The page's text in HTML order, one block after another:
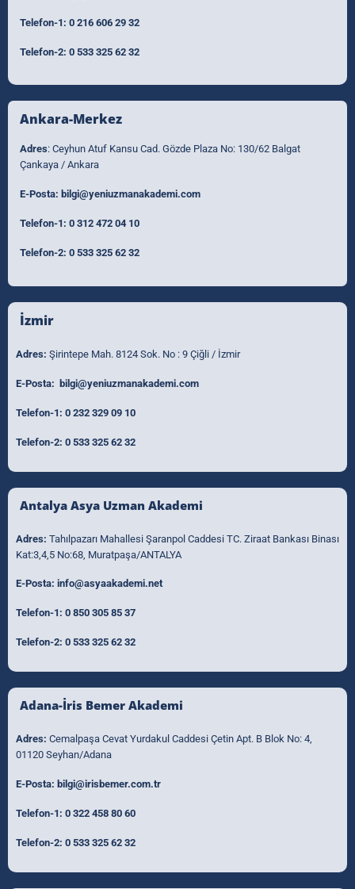
Telefon-1: 0 216 606 29 32
Telefon-2: 0 533 325 62 32
Ankara-Merkez
Adres: Ceyhun Atuf Kansu Cad. Gözde Plaza No: 130/62 Balgat
Çankaya / Ankara
E-Posta: bilgi@yeniuzmanakademi.com
Telefon-1: 0 312 472 04 10
Telefon-2: 0 533 325 62 32
İzmir
Adres: Şirintepe Mah. 8124 Sok. No : 9 Çiğli / İzmir
E-Posta: bilgi@yeniuzmanakademi.com
Telefon-1: 0 232 329 09 10
Telefon-2: 0 533 325 62 32
Antalya Asya Uzman Akademi
Adres: Tahılpazarı Mahallesi Şaranpol Caddesi TC. Ziraat Bankası Binası
Kat:3,4,5 No:68, Muratpaşa/ANTALYA
E-Posta: info@asyaakademi.net
Telefon-1: 0 850 305 85 37
Telefon-2: 0 533 325 62 32
Adana-İris Bemer Akademi
Adres: Cemalpaşa Cevat Yurdakul Caddesi Çetin Apt. B Blok No: 4,
01120 Seyhan/Adana
E-Posta: bilgi@irisbemer.com.tr
Telefon-1: 0 322 458 80 60
Telefon-2: 0 533 325 62 32